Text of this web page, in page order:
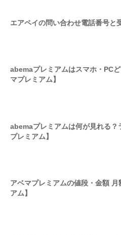
エアペイの問い合わせ電話番号と
abemaプレミアムはスマホ・PC
マプレミアム】
abemaプレミアムは何が見れる？
プレミアム】
アベマプレミアムの値段・金額
アム】